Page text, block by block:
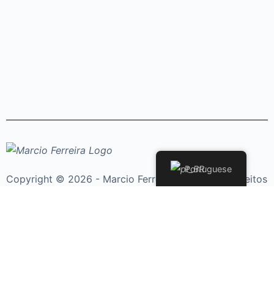
Copyright © 2026 - Marcio Ferreira. - Todos os Direitos
Portuguese